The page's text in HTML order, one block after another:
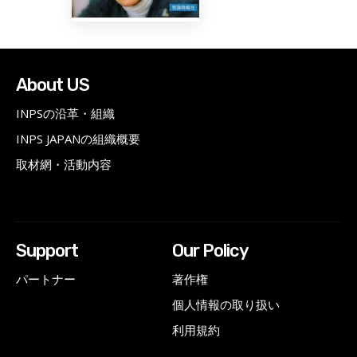
About US
INPSの沿革・組織
INPS JAPANの組織概要
取材網・活動内容
Support
パートナー
Our Policy
著作権
個人情報の取り扱い
利用規約